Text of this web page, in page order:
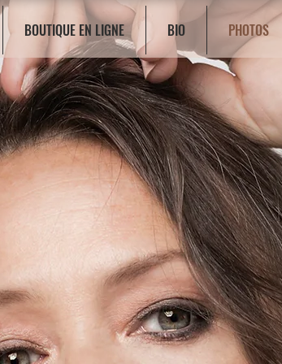
BOUTIQUE EN LIGNE BIO PHOTOS